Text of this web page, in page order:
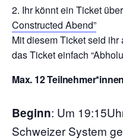
Ihr könnt ein Ticket
Constructed Abend”
Mit diesem Ticket seid
das Ticket einfach
Max. 12 Teilnehmer*innen
Beginn: Um
Schweizer System